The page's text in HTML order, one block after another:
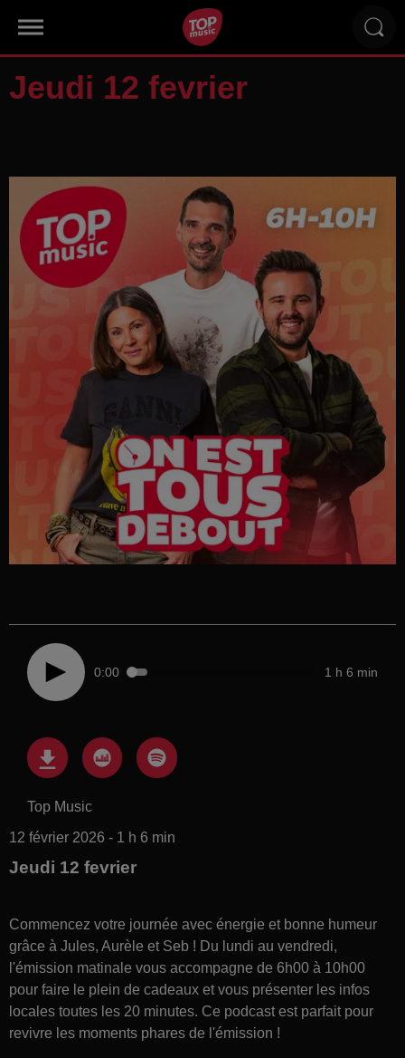
Jeudi 12 fevrier
0:00 1 h 6 min
Top Music
12 février 2026 - 1 h 6 min
Jeudi 12 fevrier
Commencez votre journée avec énergie et bonne humeur
grâce à Jules, Aurèle et Seb ! Du lundi au vendredi,
l'émission matinale vous accompagne de 6h00 à 10h00
pour faire le plein de cadeaux et vous présenter les infos
locales toutes les 20 minutes. Ce podcast est parfait pour
revivre les moments phares de l'émission !